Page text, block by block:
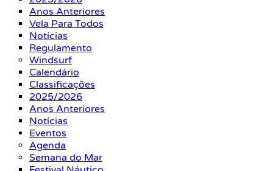
Anos Anteriores
Vela Para Todos
Notícias
Regulamento
Windsurf
Calendário
Classificações
2025/2026
Anos Anteriores
Notícias
Eventos
Agenda
Semana do Mar